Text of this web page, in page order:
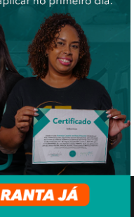
Todos os direitos